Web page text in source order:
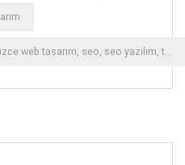
‎web tasarım seo seo yazılım ,tasarım